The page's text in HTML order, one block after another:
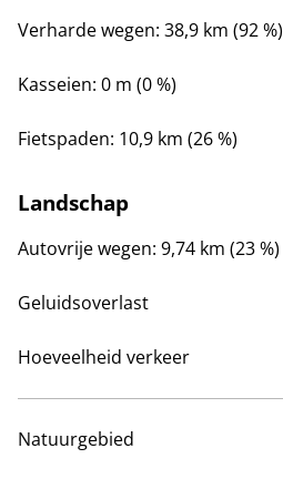
Verharde wegen: 38,9 km (92 %)
Kasseien: 0 m (0 %)
Fietspaden: 10,9 km (26 %)
Landschap
Autovrije wegen: 9,74 km (23 %)
Geluidsoverlast
Hoeveelheid verkeer
Natuurgebied